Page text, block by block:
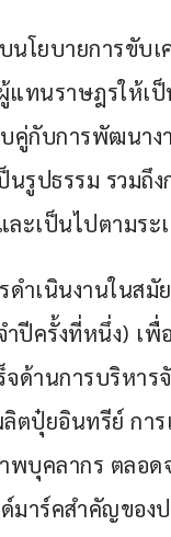
โยบายการขับ
ทนราษฎรให้เ
คู่กับการพัฒนา
นรูปธรรม รวมถึ
ะเป็นไปตามระ
ดำเนินงานในส
ำปีครั้งที่หนึ่ง) เ
านการบริหาร
ตปุ๋ยอินทรีย์ กา
บุคลากร ตลอด
าร์คสำคัญของ